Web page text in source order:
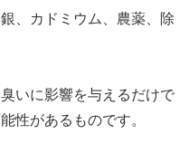
、カドミウム、農薬、除
いに影響を与えるだけで
性があるものです。